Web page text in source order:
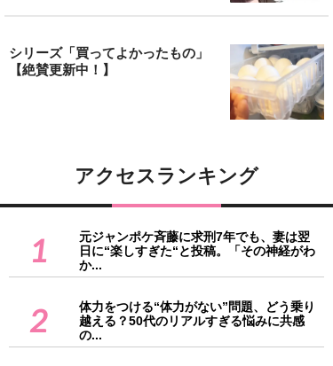
シリーズ「買ってよかったもの」
【絶賛更新中！】
アクセスランキング
1
元ジャンポケ斉藤に求刑7年でも、妻は翌
日に“楽しすぎた“と投稿。「その神経がわ
か...
2
体力をつける“体力がない”問題、どう乗り
越える？50代のリアルすぎる悩みに共感
の...